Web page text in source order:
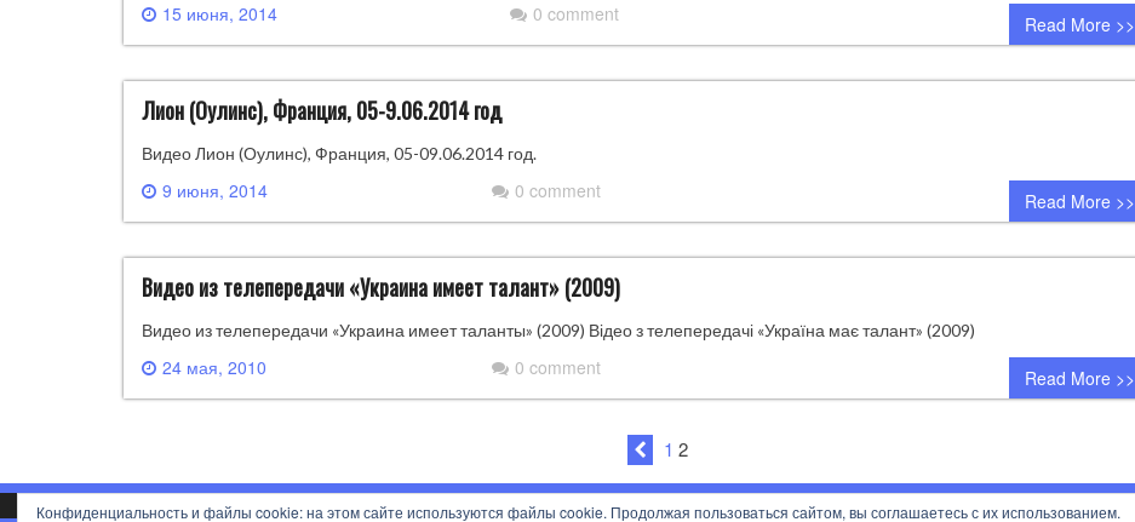
15 июня, 2014 0 comment Read More >>
Лион (Оулинс), Франция, 05-9.06.2014 год
Видео Лион (Оулинс), Франция, 05-09.06.2014 год.
9 июня, 2014 0 comment Read More >>
Видео из телепередачи «Украина имеет талант» (2009)
Видео из телепередачи «Украина имеет таланты» (2009) Відео з телепередачі «Україна має талант» (2009)
24 мая, 2010 0 comment Read More >>
1 2
Конфиденциальность и файлы cookie: на этом сайте используются файлы cookie. Продолжая пользоваться сайтом, вы соглашаетесь с их использованием.